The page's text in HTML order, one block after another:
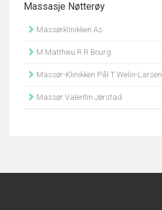
Massasje Nøtterøy
Massørklinikken As
M Matthieu R R Bourg
Massør-Klinikken Pål T Welin-Larsen
Massør Valentin Jørstad